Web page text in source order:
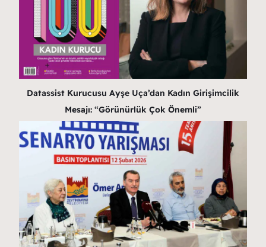
Datassist Kurucusu Ayşe Uça’dan Kadın Girişimcilik
Mesajı: “Görünürlük Çok Önemli”